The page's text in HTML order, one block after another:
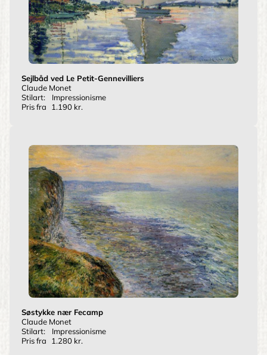
Sejlbåd ved Le Petit-Gennevilliers
Claude Monet
Stilart:
Impressionisme
Pris fra
1.190 kr.
Søstykke nær Fecamp
Claude Monet
Stilart:
Impressionisme
Pris fra
1.280 kr.